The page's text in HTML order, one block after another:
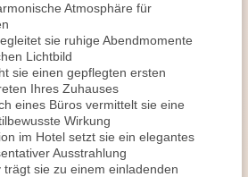
Atmosphäre für
sie ruhige Abendmomente
Lichtbild
sie einen gepflegten ersten
Ihres Zuhauses
eines Büros vermittelt sie eine
Wirkung
im Hotel setzt sie ein elegantes
Ausstrahlung
trägt sie zu einem einladenden